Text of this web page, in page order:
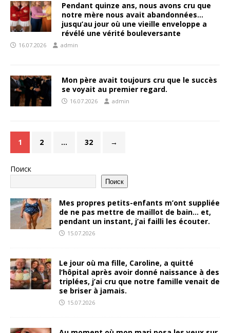
Pendant quinze ans, nous avons cru que
notre mère nous avait abandonnées…
jusqu’au jour où une vieille enveloppe a
révélé une vérité bouleversante
16.07.2026 admin
Mon père avait toujours cru que le succès
se voyait au premier regard.
16.07.2026 admin
1 2 … 32 →
Поиск
Поиск
Mes propres petits-enfants m’ont suppliée
de ne pas mettre de maillot de bain… et,
pendant un instant, j’ai failli les écouter.
15.07.2026
Le jour où ma fille, Caroline, a quitté
l’hôpital après avoir donné naissance à des
triplées, j’ai cru que notre famille venait de
se briser à jamais.
15.07.2026